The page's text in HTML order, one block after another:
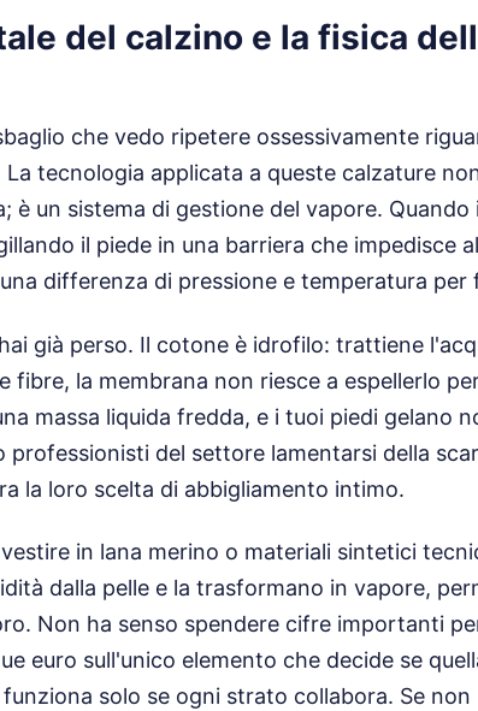
del calzino e la fisica
che vedo ripetere ossessivamente
La tecnologia applicata a queste calzature
è un sistema di gestione del vapore.
il piede in una barriera che impedisce
differenza di pressione e temperatura per
già perso. Il cotone è idrofilo: trattiene
fibre, la membrana non riesce a espellerlo
massa liquida fredda, e i tuoi piedi gelano
professionisti del settore lamentarsi della
la loro scelta di abbigliamento intimo.
in lana merino o materiali sintetici
dalla pelle e la trasformano in vapore,
Non ha senso spendere cifre importanti
euro sull'unico elemento che decide se
solo se ogni strato collabora. Se